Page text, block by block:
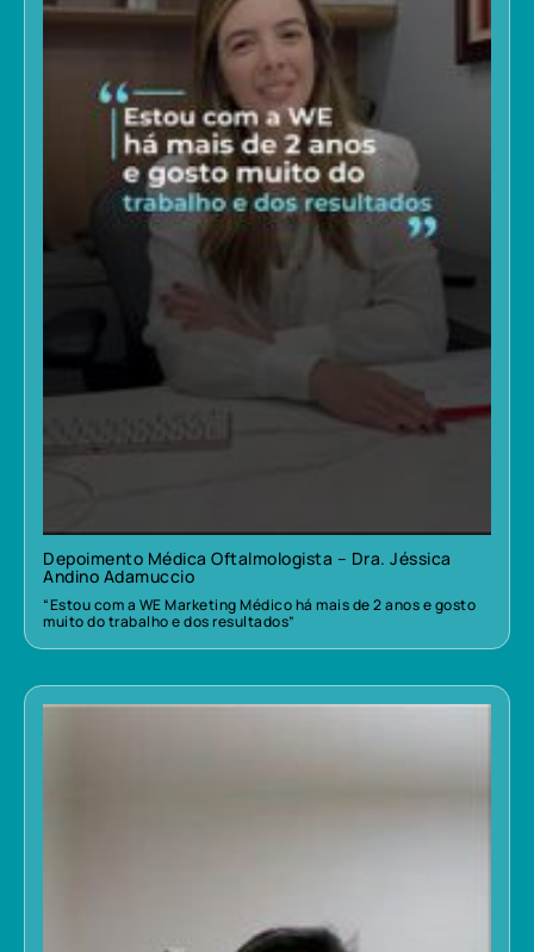
Depoimento Médica Oftalmologista – Dra. Jéssica
Andino Adamuccio
“Estou com a WE Marketing Médico há mais de 2 anos e gosto
muito do trabalho e dos resultados”